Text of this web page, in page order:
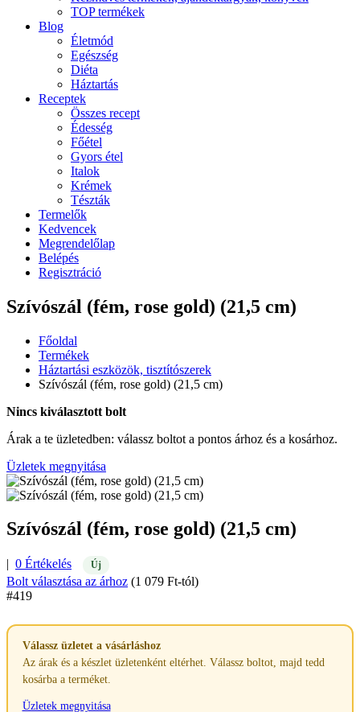
TOP termékek
Blog
Életmód
Egészség
Diéta
Háztartás
Receptek
Összes recept
Édesség
Főétel
Gyors étel
Italok
Krémek
Tészták
Termelők
Kedvencek
Megrendelőlap
Belépés
Regisztráció
Szívószál (fém, rose gold) (21,5 cm)
Főoldal
Termékek
Háztartási eszközök, tisztítószerek
Szívószál (fém, rose gold) (21,5 cm)
Nincs kiválasztott bolt
Árak a te üzletedben: válassz boltot a pontos árhoz és a kosárhoz.
Üzletek megnyitása
Szívószál (fém, rose gold) (21,5 cm)
| 0 Értékelés Új
Bolt választása az árhoz (1 079 Ft-tól)
#419
Válassz üzletet a vásárláshoz
Az árak és a készlet üzletenként eltérhet. Válassz boltot, majd tedd
kosárba a terméket.
Üzletek megnyitása